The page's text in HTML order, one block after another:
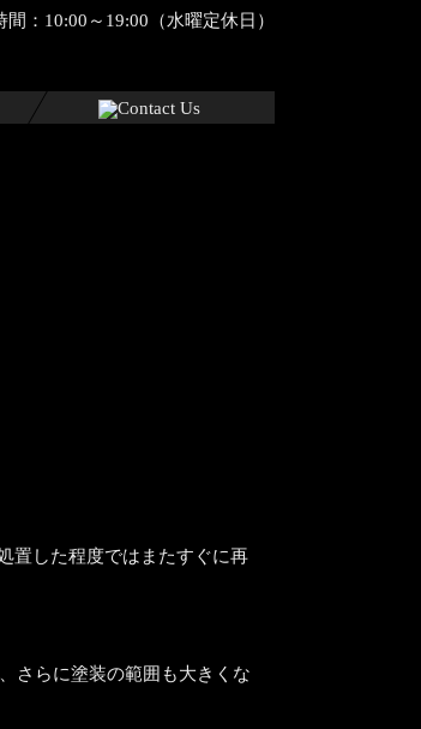
置した程度ではまたすぐに再
さらに塗装の範囲も大きくな